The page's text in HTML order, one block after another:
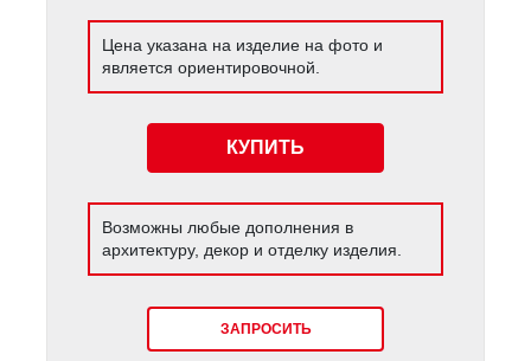
Цена указана на изделие на фото и
является ориентировочной.
КУПИТЬ
Возможны любые дополнения в
архитектуру, декор и отделку изделия.
ЗАПРОСИТЬ